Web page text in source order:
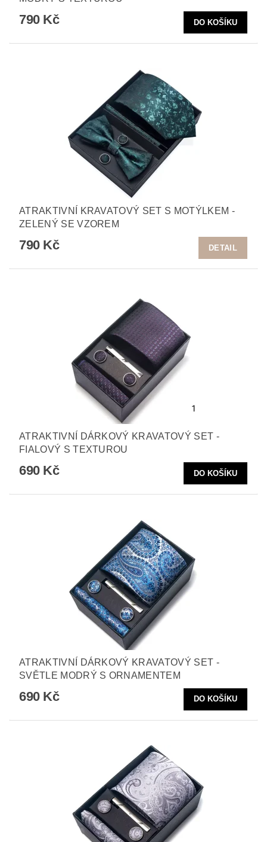
790 Kč
ATRAKTIVNÍ KRAVATOVÝ SET S MOTÝLKEM -
ZELENÝ SE VZOREM
790 Kč DETAIL
ATRAKTIVNÍ DÁRKOVÝ KRAVATOVÝ SET -
FIALOVÝ S TEXTUROU
690 Kč
ATRAKTIVNÍ DÁRKOVÝ KRAVATOVÝ SET -
SVĚTLE MODRÝ S ORNAMENTEM
690 Kč